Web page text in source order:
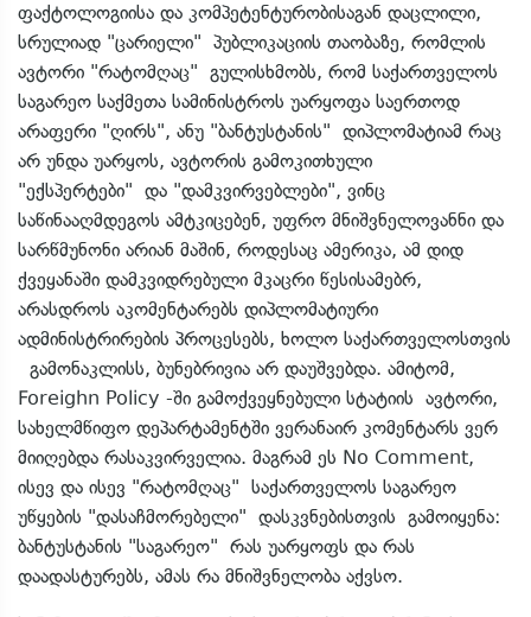
ფაქტოლოგიისა და კომპეტენტურობისაგან დაცლილი,
სრულიად "ცარიელი" პუბლიკაციის თაობაზე, რომლის
ავტორი "რატომღაც" გულისხმობს, რომ საქართველოს
საგარეო საქმეთა სამინისტროს უარყოფა საერთოდ
არაფერი "ღირს", ანუ "ბანტუსტანის" დიპლომატიამ რაც
არ უნდა უარყოს, ავტორის გამოკითხული
"ექსპერტები" და "დამკვირვებლები", ვინც
საწინააღმდეგოს ამტკიცებენ, უფრო მნიშვნელოვანნი და
სარწმუნონი არიან მაშინ, როდესაც ამერიკა, ამ დიდ
ქვეყანაში დამკვიდრებული მკაცრი წესისამებრ,
არასდროს აკომენტარებს დიპლომატიური
ადმინისტრირების პროცესებს, ხოლო საქართველოსთვის
გამონაკლისს, ბუნებრივია არ დაუშვებდა. ამიტომ,
Foreighn Policy -ში გამოქვეყნებული სტატიის ავტორი,
სახელმწიფო დეპარტამენტში ვერანაირ კომენტარს ვერ
მიიღებდა რასაკვირველია. მაგრამ ეს No Comment,
ისევ და ისევ "რატომღაც" საქართველოს საგარეო
უწყების "დასაჩმორებელი" დასკვნებისთვის გამოიყენა:
ბანტუსტანის "საგარეო" რას უარყოფს და რას
დაადასტურებს, ამას რა მნიშვნელობა აქვსო.